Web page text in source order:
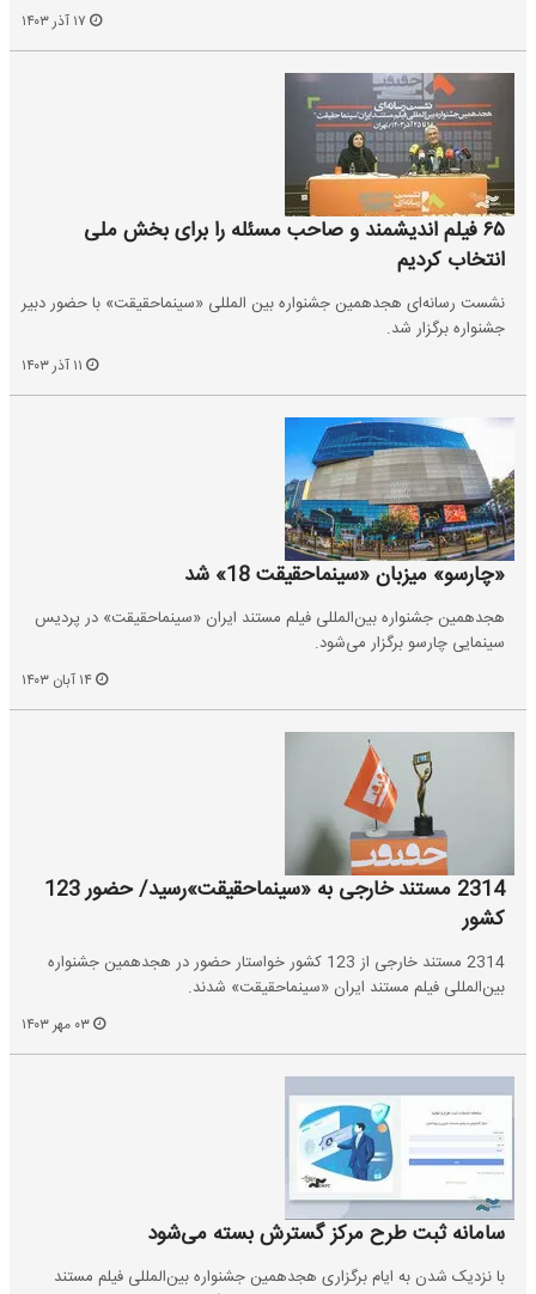
۶۵ فیلم‌ اندیشمند و صاحب مسئله را برای بخش ملی
انتخاب کردیم
نشست رسانه‌ای هجدهمین جشنواره بین المللی «سینماحقیقت» با حضور دبیر
جشنواره برگزار شد.
«چارسو» میزبان «سینماحقیقت 18» شد
هجدهمین جشنواره بین‌المللی فیلم مستند ایران «سینماحقیقت» در پردیس
سینمایی چارسو برگزار می‌شود.
2314 مستند خارجی به «سینماحقیقت»رسید/ حضور 123
کشور
2314 مستند خارجی از 123 کشور خواستار حضور در هجدهمین جشنواره
بین‌المللی فیلم مستند ایران «سینماحقیقت» شدند.
سامانه ثبت طرح مرکز گسترش بسته می‌شود
با نزدیک شدن به ایام برگزاری هجدهمین جشنواره بین‌المللی فیلم مستند